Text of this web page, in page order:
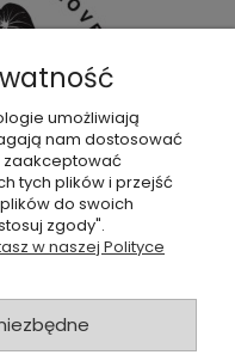
!
umożliwiają
nam dostosować
zaakceptować
tych plików i przejść
do swoich
zgody".
w naszej Polityce